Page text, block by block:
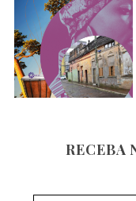
f
o
r
:
RECEBA